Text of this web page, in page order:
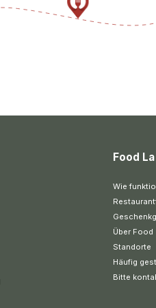
Food
Wie
Über Food
Standorte
Häufig
Bitte